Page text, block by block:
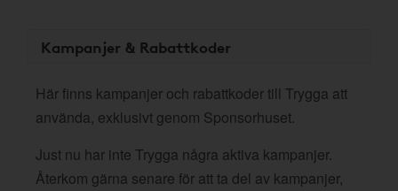
Kampanjer & Rabattkoder
Här finns kampanjer och rabattkoder till Trygga att
använda, exklusivt genom Sponsorhuset.
Just nu har inte Trygga några aktiva kampanjer.
Återkom gärna senare för att ta del av kampanjer,